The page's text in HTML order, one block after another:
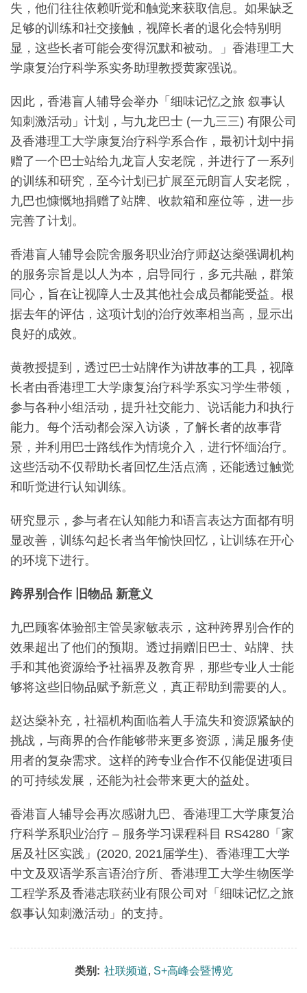
失，他们往往依赖听觉和触觉来获取信息。如果缺乏
足够的训练和社交接触，视障长者的退化会特别明
显，这些长者可能会变得沉默和被动。」香港理工大
学康复治疗科学系实务助理教授黄家强说。
因此，香港盲人辅导会举办「细味记忆之旅 叙事认
知刺激活动」计划，与九龙巴士 (一九三三) 有限公司
及香港理工大学康复治疗科学系合作，最初计划中捐
赠了一个巴士站给九龙盲人安老院，并进行了一系列
的训练和研究，至今计划已扩展至元朗盲人安老院，
九巴也慷慨地捐赠了站牌、收款箱和座位等，进一步
完善了计划。
香港盲人辅导会院舍服务职业治疗师赵达燊强调机构
的服务宗旨是以人为本，启导同行，多元共融，群策
同心，旨在让视障人士及其他社会成员都能受益。根
据去年的评估，这项计划的治疗效率相当高，显示出
良好的成效。
黄教授提到，透过巴士站牌作为讲故事的工具，视障
长者由香港理工大学康复治疗科学系实习学生带领，
参与各种小组活动，提升社交能力、说话能力和执行
能力。每个活动都会深入访谈，了解长者的故事背
景，并利用巴士路线作为情境介入，进行怀缅治疗。
这些活动不仅帮助长者回忆生活点滴，还能透过触觉
和听觉进行认知训练。
研究显示，参与者在认知能力和语言表达方面都有明
显改善，训练勾起长者当年愉快回忆，让训练在开心
的环境下进行。
跨界别合作 旧物品 新意义
九巴顾客体验部主管吴家敏表示，这种跨界别合作的
效果超出了他们的预期。透过捐赠旧巴士、站牌、扶
手和其他资源给予社福界及教育界，那些专业人士能
够将这些旧物品赋予新意义，真正帮助到需要的人。
赵达燊补充，社福机构面临着人手流失和资源紧缺的
挑战，与商界的合作能够带来更多资源，满足服务使
用者的复杂需求。这样的跨专业合作不仅能促进项目
的可持续发展，还能为社会带来更大的益处。
香港盲人辅导会再次感谢九巴、香港理工大学康复治
疗科学系职业治疗 – 服务学习课程科目 RS4280「家
居及社区实践」(2020, 2021届学生)、香港理工大学
中文及双语学系言语治疗所、香港理工大学生物医学
工程学系及香港志联药业有限公司对「细味记忆之旅
叙事认知刺激活动」的支持。
类别: 社联频道, S+高峰会暨博览